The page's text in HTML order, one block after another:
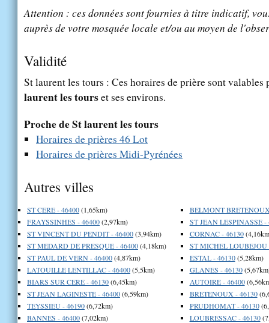
Attention : ces données sont fournies à titre indicatif,
auprès de votre mosquée locale et/ou au moyen de
Validité
St laurent les tours : Ces horaires de prière sont
laurent les tourset ses environs.
Proche de St laurent les tours
Horaires de prières 46 Lot
Horaires de prières Midi-Pyrénées
Autres villes
ST CERE - 46400(1,65km)
FRAYSSINHES - 46400(2,97km)
ST VINCENT DU PENDIT - 46400(3,94km)
ST MEDARD DE PRESQUE - 46400(4,18km)
ST PAUL DE VERN - 46400(4,87km)
LATOUILLE LENTILLAC - 46400(5,5km)
BIARS SUR CERE - 46130(6,45km)
ST JEAN LAGINESTE - 46400(6,59km)
TEYSSIEU - 46190(6,72km)
BANNES - 46400(7,02km)
BELMONT
ST JEAN LESPINASSE -
CORNAC - 46130
ST MICHEL LOUBEJOU
ESTAL - 46130(5,28km)
GLANES - 46130
AUTOIRE - 46400
BRETENOUX - 46130
PRUDHOMAT - 46130
LOUBRESSAC - 46130